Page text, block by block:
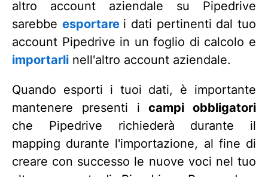
altro account aziendale su Pipedrive
sarebbe esportare i dati pertinenti dal tuo
account Pipedrive in un foglio di calcolo e
importarli nell'altro account aziendale.
Quando esporti i tuoi dati, è importante
mantenere presenti icampi obbligatori
che Pipedrive richiederà durante il
mapping durante l'importazione, al fine di
creare con successo le nuove voci nel tuo